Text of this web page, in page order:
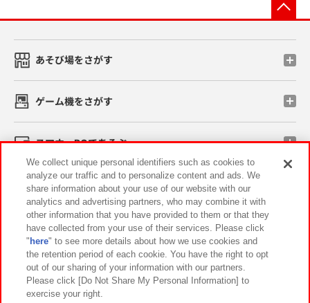
あそび場をさがす
ゲーム機をさがす
スマホ・PCであそぶ
イベント・キャンペーン
関連会社 サステナビリティ サイトポリシー
プライバシーポリシー ウェブアクセシビリティ方針と検証結果
お取引先さまとともに
We collect unique personal identifiers such as cookies to
analyze our traffic and to personalize content and ads. We
share information about your use of our website with our
analytics and advertising partners, who may combine it with
other information that you have provided to them or that they
have collected from your use of their services. Please click
" here" to see more details about how we use cookies and
the retention period of each cookie. You have the right to opt
out of our sharing of your information with our partners.
Please click [Do Not Share My Personal Information] to
exercise your right.